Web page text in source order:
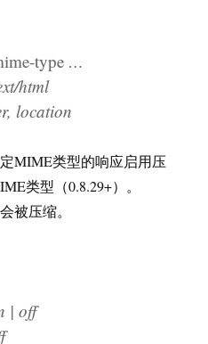
type …
html
location
MIME类型的响应启用压
类型（0.8.29+）。
被压缩。
| off